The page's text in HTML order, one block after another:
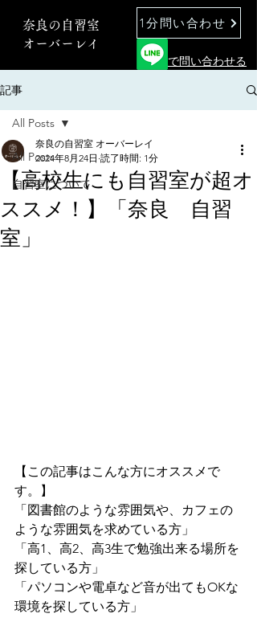
奈良の自習室
オーバーレイ
1分問い合わせ
で問い合わせる
記事
All Posts
自習室について
All Posts
【高校生にも自習室が超オ
ススメ！】「奈良 自習
室」
奈良の自習室 オーバーレイ
2024年8月24日 読了時間: 1分
【この記事はこんな方にオススメで
す。】
「図書館のような雰囲気や、カフェの
ような雰囲気を求めている方」
「高1、高2、高3生で勉強出来る場所を
探している方」
「パソコンや電卓など音が出てもOKな
環境を探している方」